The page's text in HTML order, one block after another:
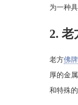
为一种
2.
老方佛牌
厚的金
和特殊